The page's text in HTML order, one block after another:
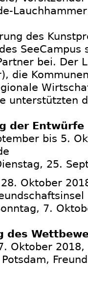
des
bei. Der
die
unterstützten
der Entwürfe
bis 5.
25.
Oktober
7.
des
Oktober